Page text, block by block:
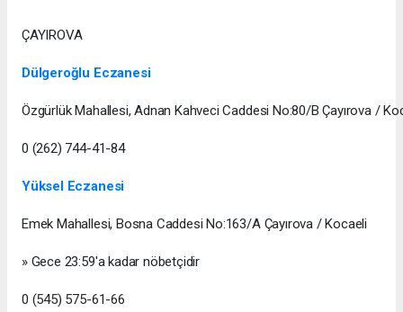
ÇAYIROVA
Dülgeroğlu Eczanesi
Özgürlük Mahallesi, Adnan Kahveci Caddesi No:80/B Çayırova /
0 (262) 744-41-84
Yüksel Eczanesi
Emek Mahallesi, Bosna Caddesi No:163/A Çayırova / Kocaeli
» Gece 23:59'a kadar nöbetçidir
0 (545) 575-61-66